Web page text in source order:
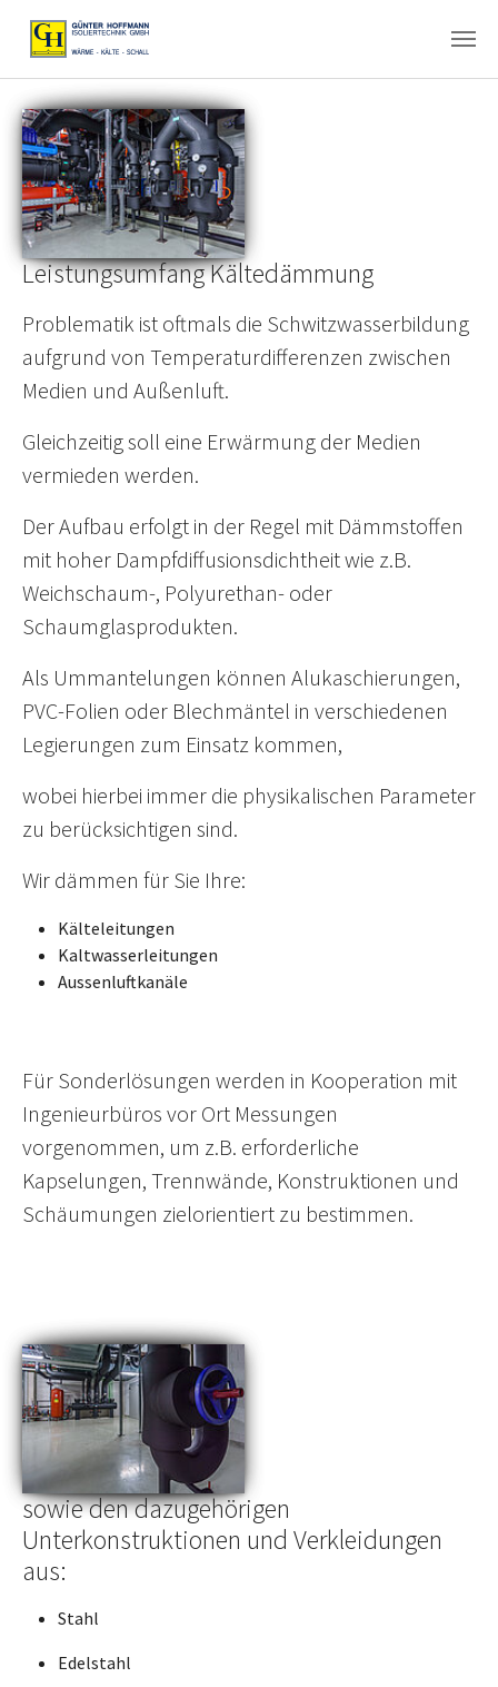
Leistungsumfang Kältedämmung
Problematik ist oftmals die Schwitzwasserbildung
aufgrund von Temperaturdifferenzen zwischen
Medien und Außenluft.
Gleichzeitig soll eine Erwärmung der Medien
vermieden werden.
Der Aufbau erfolgt in der Regel mit Dämmstoffen
mit hoher Dampfdiffusionsdichtheit wie z.B.
Weichschaum-, Polyurethan- oder
Schaumglasprodukten.
Als Ummantelungen können Alukaschierungen,
PVC-Folien oder Blechmäntel in verschiedenen
Legierungen zum Einsatz kommen,
wobei hierbei immer die physikalischen Parameter
zu berücksichtigen sind.
Wir dämmen für Sie Ihre:
Kälteleitungen
Kaltwasserleitungen
Aussenluftkanäle
Für Sonderlösungen werden in Kooperation mit
Ingenieurbüros vor Ort Messungen
vorgenommen, um z.B. erforderliche
Kapselungen, Trennwände, Konstruktionen und
Schäumungen zielorientiert zu bestimmen.
sowie den dazugehörigen
Unterkonstruktionen und Verkleidungen
aus:
Stahl
Edelstahl